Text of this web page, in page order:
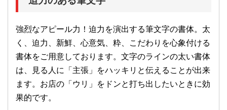
強烈なアピール力！迫力を演出する筆文字の書体。太
く、迫力、新鮮、心意気、粋、こだわりを心象付ける
書体をご用意しております。文字のラインの太い書体
は、見る人に「主張」をハッキリと伝えることが出来
ます。お店の「ウリ」をドンと打ち出したいときに効
果的です。